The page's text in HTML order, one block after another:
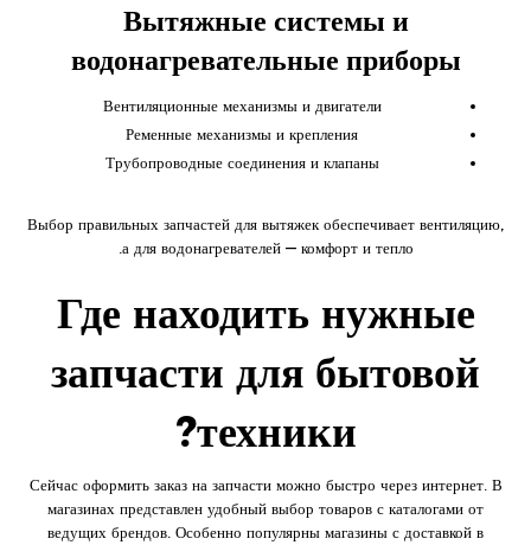
Вытяжные системы и
водонагревательные приборы
Вентиляционные механизмы и двигатели
Ременные механизмы и крепления
Трубопроводные соединения и клапаны
Выбор правильных запчастей для вытяжек обеспечивает вентиляцию,
а для водонагревателей — комфорт и тепло.
Где находить нужные
запчасти для бытовой
техники?
Сейчас оформить заказ на запчасти можно быстро через интернет. В
магазинах представлен удобный выбор товаров с каталогами от
ведущих брендов. Особенно популярны магазины с доставкой в